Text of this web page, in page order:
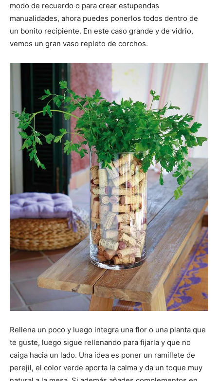
modo de recuerdo o para crear estupendas
manualidades, ahora puedes ponerlos todos dentro de
un bonito recipiente. En este caso grande y de vidrio,
vemos un gran vaso repleto de corchos.
Rellena un poco y luego integra una flor o una planta que
te guste, luego sigue rellenando para fijarla y que no
caiga hacia un lado. Una idea es poner un ramillete de
perejil, el color verde aporta la calma y da un toque muy